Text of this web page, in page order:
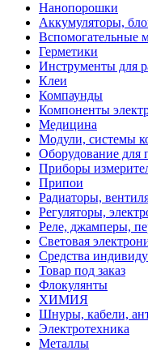
Нанопорошки
Аккумуляторы,
Вспомогательные
Герметики
Инструменты для
Клеи
Компаунды
Компоненты
Медицина
Модули, системы
Оборудование для
Приборы
Припои
Радиаторы,
Регуляторы,
Реле, джамперы,
Световая
Средства
Товар под заказ
Флокулянты
ХИМИЯ
Шнуры, кабели,
Электротехника
Металлы